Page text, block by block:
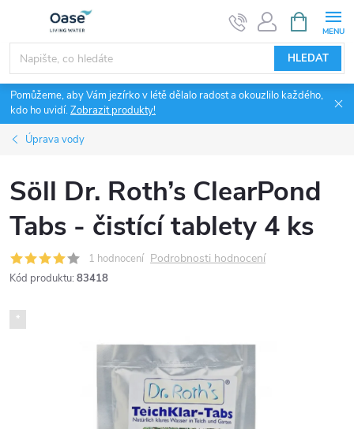
obsah
HLEDAT
NÁKUPNÍ
KOŠÍK
Pomůžeme, aby Vám jezírko v létě dělalo radost a okouzlilo každého,
kdo ho uvidí.Zobrazit produkty!
Úprava vody
Söll Dr. Roth’s ClearPond
Tabs - čistící tablety 4 ks
1 hodnocení Podrobnosti hodnocení
Kód produktu: 83418
*